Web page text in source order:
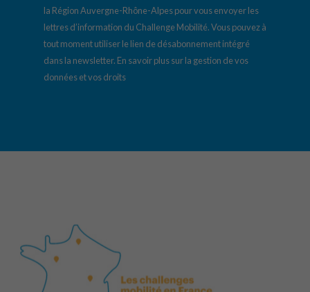
la Région Auvergne-Rhône-Alpes pour vous envoyer les
lettres d’information du Challenge Mobilité. Vous pouvez à
tout moment utiliser le lien de désabonnement intégré
dans la newsletter. En savoir plus sur la gestion de vos
données et vos droits